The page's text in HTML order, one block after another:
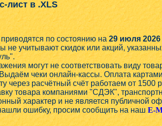
лист в .XLS
по состоянию на29 июля 2026
не учитывают скидок или акций,
могут не соответствовать виду
чеки онлайн-кассы. Оплата
через расчётный счёт работаем от 1500
товара компаниями "СДЭК",
характер и не является публичной
ошибку, просим сообщить на нашE-